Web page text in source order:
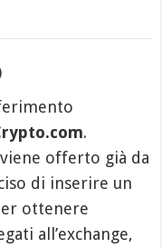
.
offerto già da
di inserire un
ottenere
all’exchange,